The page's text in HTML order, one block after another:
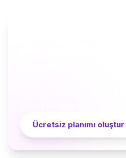
Ücretsiz planımı oluştur